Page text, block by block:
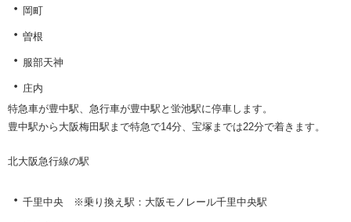
・ 岡町
・ 曽根
・ 服部天神
・ 庄内
特急車が豊中駅、急行車が豊中駅と蛍池駅に停車します。
豊中駅から大阪梅田駅まで特急で14分、宝塚までは22分で着きます。
北大阪急行線の駅
・ 千里中央 ※乗り換え駅：大阪モノレール千里中央駅